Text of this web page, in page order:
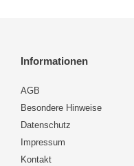
Informationen
AGB
Besondere Hinweise
Datenschutz
Impressum
Kontakt